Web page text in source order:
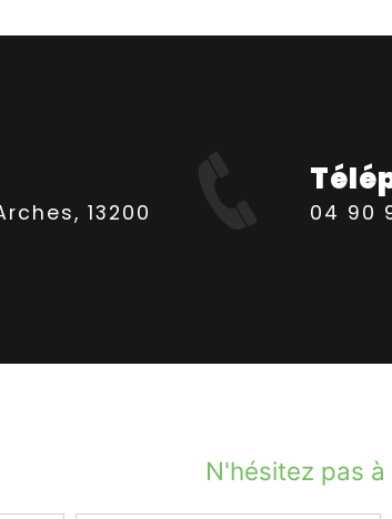
04 90
N'hésitez pas